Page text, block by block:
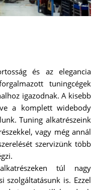
és az elegancia
tuningcégek
igazodnak. A kisebb
a komplett widebody
Tuning alkatrészeink
vagy még annál
szervizünk több
túl nagy
szolgáltatásunk is. Ezzel